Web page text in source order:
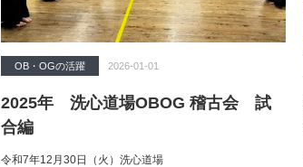
OB・OGの活躍 2026-01-01
2025年 洗心道場OBOG 稽古会 試
合編
令和7年12月30日（火）洗心道場